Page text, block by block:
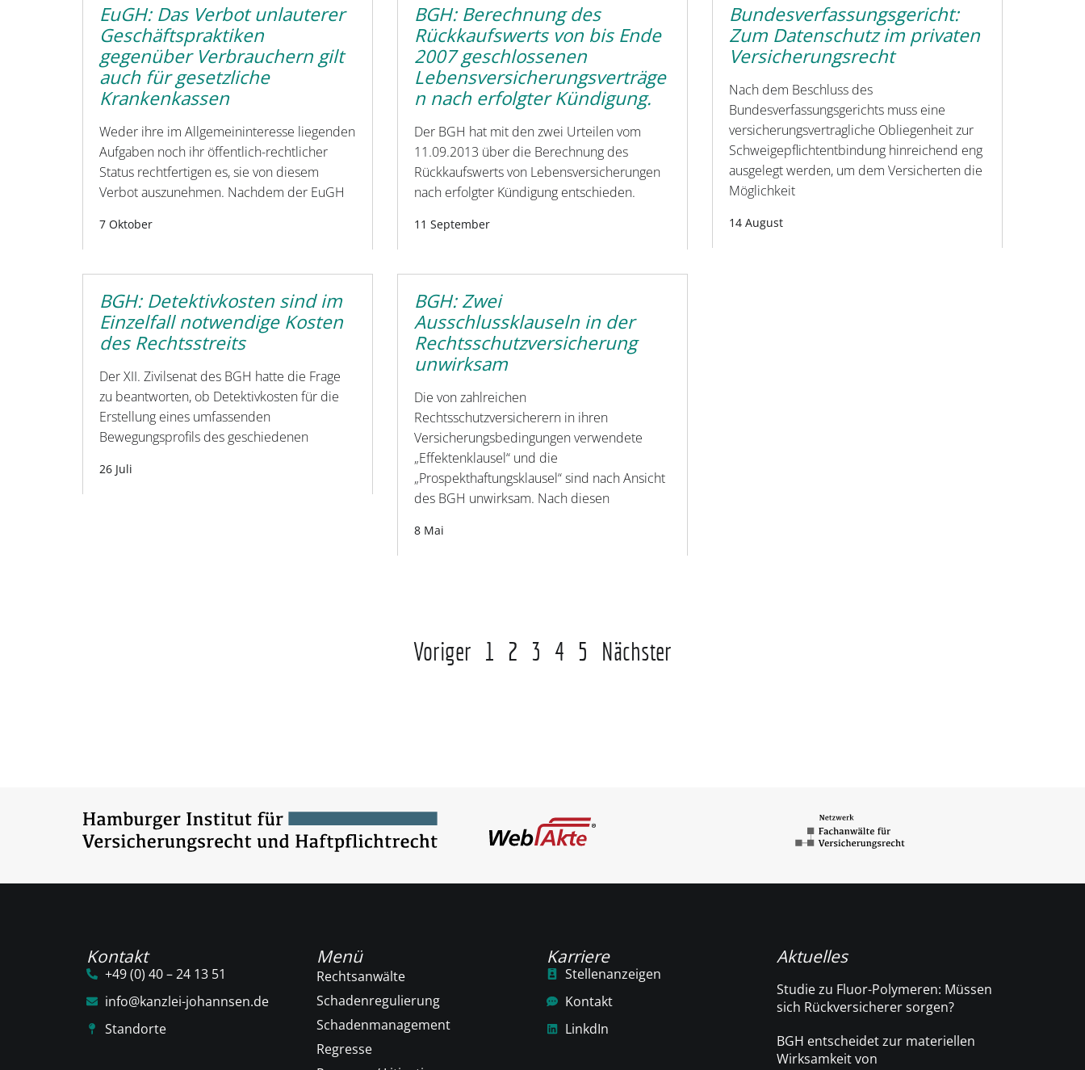
EuGH: Das Verbot unlauterer
Geschäftspraktiken
gegenüber Verbrauchern gilt
auch für gesetzliche
Krankenkassen
Weder ihre im Allgemeininteresse liegenden
Aufgaben noch ihr öffentlich-rechtlicher
Status rechtfertigen es, sie von diesem
Verbot auszunehmen. Nachdem der EuGH
7 Oktober
BGH: Berechnung des
Rückkaufswerts von bis Ende
2007 geschlossenen
Lebensversicherungsverträge
n nach erfolgter Kündigung.
Der BGH hat mit den zwei Urteilen vom
11.09.2013 über die Berechnung des
Rückkaufswerts von Lebensversicherungen
nach erfolgter Kündigung entschieden.
11 September
Bundesverfassungsgericht:
Zum Datenschutz im privaten
Versicherungsrecht
Nach dem Beschluss des
Bundesverfassungsgerichts muss eine
versicherungsvertragliche Obliegenheit zur
Schweigepflichtentbindung hinreichend eng
ausgelegt werden, um dem Versicherten die
Möglichkeit
14 August
BGH: Detektivkosten sind im
Einzelfall notwendige Kosten
des Rechtsstreits
Der XII. Zivilsenat des BGH hatte die Frage
zu beantworten, ob Detektivkosten für die
Erstellung eines umfassenden
Bewegungsprofils des geschiedenen
26 Juli
BGH: Zwei
Ausschlussklauseln in der
Rechtsschutzversicherung
unwirksam
Die von zahlreichen
Rechtsschutzversicherern in ihren
Versicherungsbedingungen verwendete
„Effektenklausel“ und die
„Prospekthaftungsklausel“ sind nach Ansicht
des BGH unwirksam. Nach diesen
8 Mai
Voriger 1 2 3 4 5 Nächster
Kontakt
+49 (0) 40 – 24 13 51
info@kanzlei-johannsen.de
Standorte
Menü
Rechtsanwälte
Schadenregulierung
Schadenmanagement
Regresse
Karriere
Stellenanzeigen
Kontakt
LinkdIn
Aktuelles
Studie zu Fluor-Polymeren: Müssen
sich Rückversicherer sorgen?
BGH entscheidet zur materiellen
Wirksamkeit von